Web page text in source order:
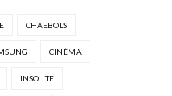
CHAEBOLS
CINÉMA
INSOLITE